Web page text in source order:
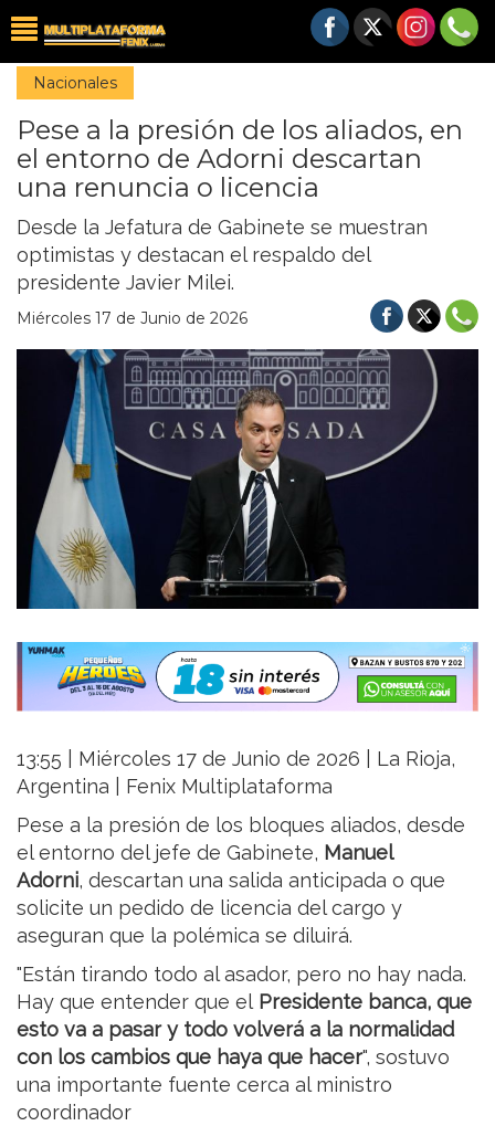
Nacionales
Pese a la presión de los aliados, en
el entorno de Adorni descartan
una renuncia o licencia
Desde la Jefatura de Gabinete se muestran
optimistas y destacan el respaldo del
presidente Javier Milei.
Miércoles 17 de Junio de 2026
13:55 | Miércoles 17 de Junio de 2026 | La Rioja,
Argentina | Fenix Multiplataforma
Pese a la presión de los bloques aliados, desde
el entorno del jefe de Gabinete, Manuel
Adorni, descartan una salida anticipada o que
solicite un pedido de licencia del cargo y
aseguran que la polémica se diluirá.
"Están tirando todo al asador, pero no hay nada.
Hay que entender que el Presidente banca, que
esto va a pasar y todo volverá a la normalidad
con los cambios que haya que hacer", sostuvo
una importante fuente cerca al ministro
coordinador